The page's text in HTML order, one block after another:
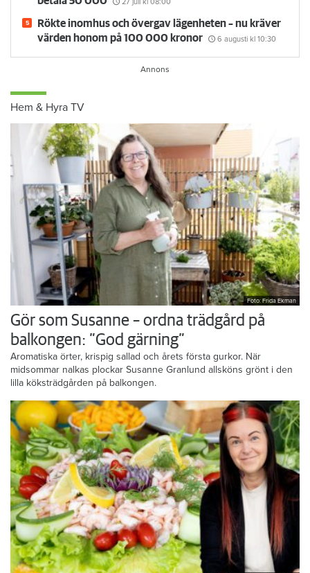
Rökte inomhus och övergav lägenheten – nu kräver
värden honom på 100 000 kronor
6 augusti kl 10:30
Hem & Hyra TV
Foto: Frida Ekman
Gör som Susanne – ordna trädgård på
balkongen: ”God gärning”
Aromatiska örter, krispig sallad och årets första gurkor. När
midsommar nalkas plockar Susanne Granlund allsköns grönt i den
lilla köksträdgården på balkongen.